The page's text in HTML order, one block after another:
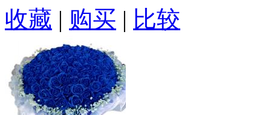
收藏 | 购买 | 比较